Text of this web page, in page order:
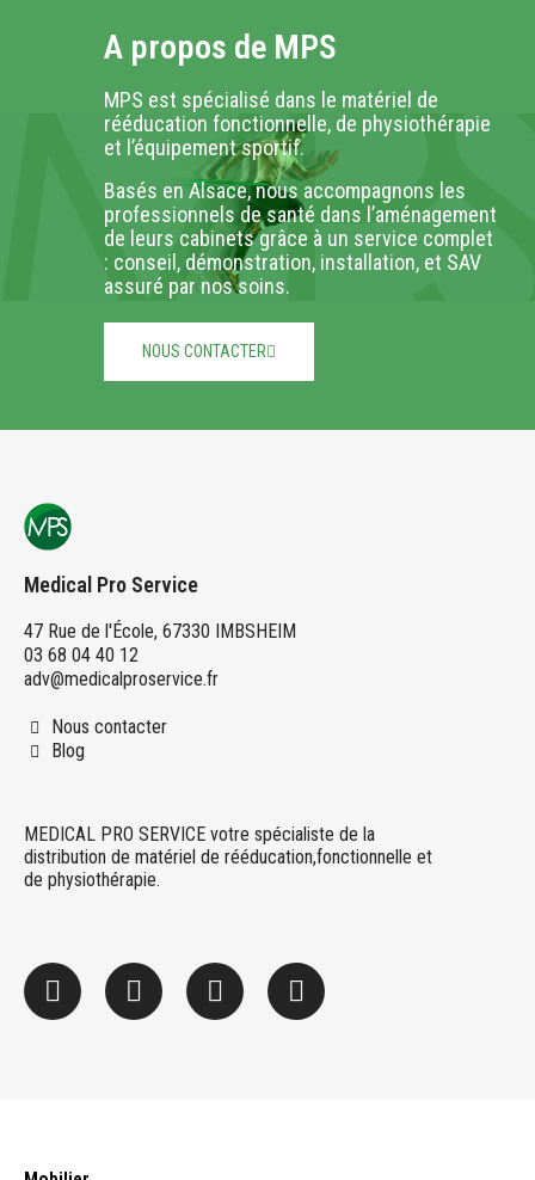
A propos de MPS
MPS est spécialisé dans le matériel de
rééducation fonctionnelle, de physiothérapie
et l’équipement sportif.
Basés en Alsace, nous accompagnons les
professionnels de santé dans l’aménagement
de leurs cabinets grâce à un service complet
: conseil, démonstration, installation, et SAV
assuré par nos soins.
NOUS CONTACTER
Medical Pro Service
47 Rue de l'École, 67330 IMBSHEIM
03 68 04 40 12
adv@medicalproservice.fr
Nous contacter
Blog
MEDICAL PRO SERVICE votre spécialiste de la
distribution de matériel de rééducation,fonctionnelle et
de physiothérapie.